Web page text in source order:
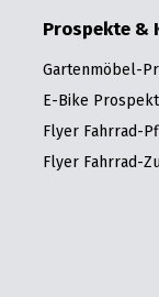
Prospekte &
Gartenmöbel-
E-Bike
Flyer Fahrrad-
Flyer Fahrrad-